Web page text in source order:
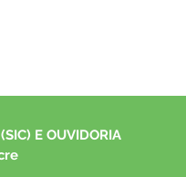
E OUVIDORIA